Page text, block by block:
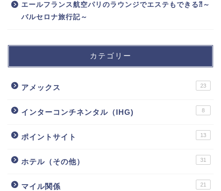
エールフランス航空パリのラウンジでエステもできる⁈～
バルセロナ旅行記～
カテゴリー
アメックス 23
インターコンチネンタル（IHG) 8
ポイントサイト 13
ホテル（その他） 31
マイル関係 21